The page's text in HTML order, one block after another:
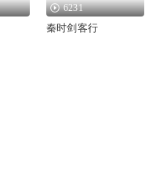
6231
秦时剑客行